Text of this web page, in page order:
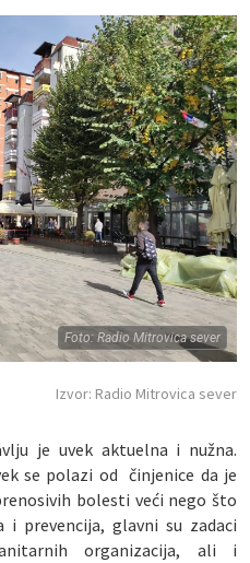
Foto: Radio Mitrovica sever
Izvor: Radio Mitrovica sever
je uvek aktuelna i nužna.
se polazi od činjenice da je
bolesti veći nego što
i prevencija, glavni su zadaci
organizacija, ali i